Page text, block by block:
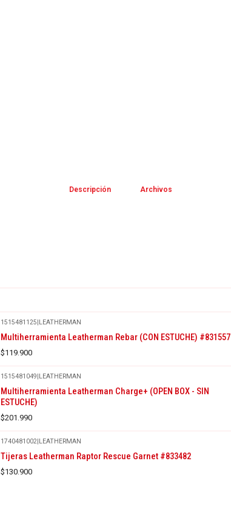
Descripción Archivos
1515481125|LEATHERMAN
Multiherramienta Leatherman Rebar (CON ESTUCHE) #831557
$119.900
1515481049|LEATHERMAN
Multiherramienta Leatherman Charge+ (OPEN BOX - SIN
ESTUCHE)
$201.990
1740481002|LEATHERMAN
Tijeras Leatherman Raptor Rescue Garnet #833482
$130.900